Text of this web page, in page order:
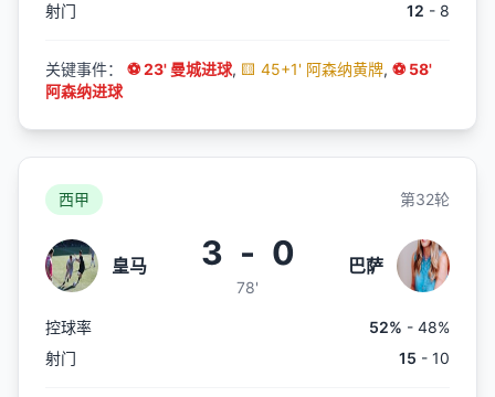
射门
12 - 8
关键事件： ⚽ 23' 曼城进球, 🟨 45+1' 阿森纳黄牌, ⚽ 58'
阿森纳进球
西甲 第32轮
皇马 3 - 0
78'
巴萨
控球率 52% - 48%
射门
15 - 10